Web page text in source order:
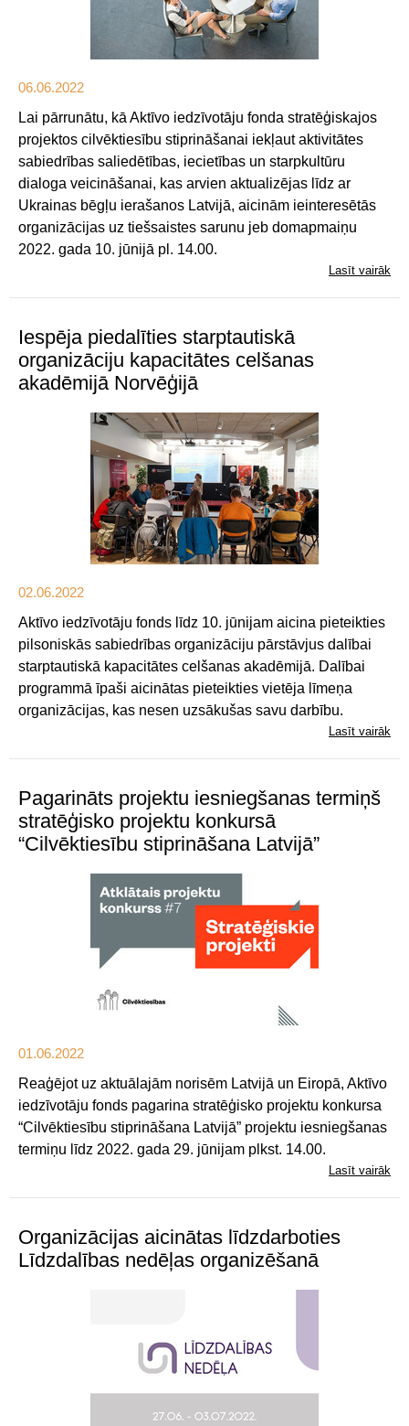
06.06.2022
Lai pārrunātu, kā Aktīvo iedzīvotāju fonda stratēģiskajos
projektos cilvēktiesību stiprināšanai iekļaut aktivitātes
sabiedrības saliedētības, iecietības un starpkultūru
dialoga veicināšanai, kas arvien aktualizējas līdz ar
Ukrainas bēgļu ierašanos Latvijā, aicinām ieinteresētās
organizācijas uz tiešsaistes sarunu jeb domapmaiņu
2022. gada 10. jūnijā pl. 14.00.
Lasīt vairāk
Iespēja piedalīties starptautiskā
organizāciju kapacitātes celšanas
akadēmijā Norvēģijā
02.06.2022
Aktīvo iedzīvotāju fonds līdz 10. jūnijam aicina pieteikties
pilsoniskās sabiedrības organizāciju pārstāvjus dalībai
starptautiskā kapacitātes celšanas akadēmijā. Dalībai
programmā īpaši aicinātas pieteikties vietēja līmeņa
organizācijas, kas nesen uzsākušas savu darbību.
Lasīt vairāk
Pagarināts projektu iesniegšanas termiņš
stratēģisko projektu konkursā
“Cilvēktiesību stiprināšana Latvijā”
01.06.2022
Reaģējot uz aktuālajām norisēm Latvijā un Eiropā, Aktīvo
iedzīvotāju fonds pagarina stratēģisko projektu konkursa
“Cilvēktiesību stiprināšana Latvijā” projektu iesniegšanas
termiņu līdz 2022. gada 29. jūnijam plkst. 14.00.
Lasīt vairāk
Organizācijas aicinātas līdzdarboties
Līdzdalības nedēļas organizēšanā